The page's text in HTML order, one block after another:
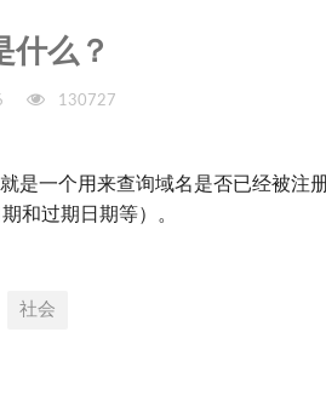
什么？
130727
是一个用来查询域名是否已经被注
和过期日期等）。
社会